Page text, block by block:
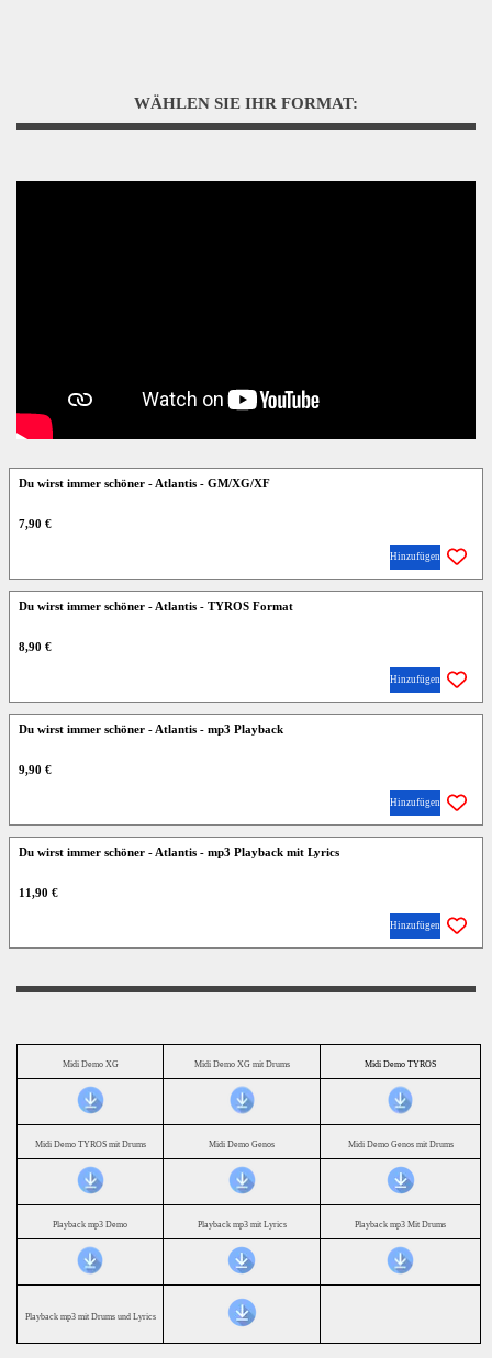
WÄHLEN SIE IHR FORMAT:
Du wirst immer schöner - Atlantis - GM/XG/XF
7,90 €
Hinzufügen
Du wirst immer schöner - Atlantis - TYROS Format
8,90 €
Hinzufügen
Du wirst immer schöner - Atlantis - mp3 Playback
9,90 €
Hinzufügen
Du wirst immer schöner - Atlantis - mp3 Playback mit Lyrics
11,90 €
Hinzufügen
Midi Demo XG Midi Demo XG mit Drums Midi Demo TYROS
Midi Demo TYROS mit Drums Midi Demo Genos Midi Demo Genos mit Drums
Playback mp3 Demo Playback mp3 mit Lyrics Playback mp3 Mit Drums
Playback mp3 mit Drums und Lyrics